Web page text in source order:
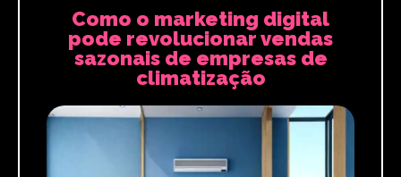
Como o marketing digital
pode revolucionar vendas
sazonais de empresas de
climatização